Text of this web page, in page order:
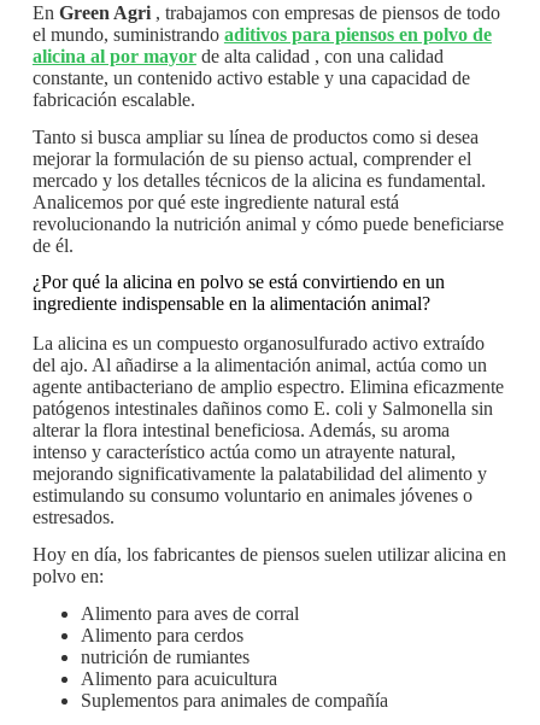
En Green Agri, trabajamos con empresas de piensos de todo
el mundo, suministrando aditivos para piensos en polvo de
alicina al por mayorde alta calidad , con una calidad
constante, un contenido activo estable y una capacidad de
fabricación escalable.
Tanto si busca ampliar su línea de productos como si desea
mejorar la formulación de su pienso actual, comprender el
mercado y los detalles técnicos de la alicina es fundamental.
Analicemos por qué este ingrediente natural está
revolucionando la nutrición animal y cómo puede beneficiarse
de él.
¿Por qué la alicina en polvo se está convirtiendo en un
ingrediente indispensable en la alimentación animal?
La alicina es un compuesto organosulfurado activo extraído
del ajo. Al añadirse a la alimentación animal, actúa como un
agente antibacteriano de amplio espectro. Elimina eficazmente
patógenos intestinales dañinos como E. coli y Salmonella sin
alterar la flora intestinal beneficiosa. Además, su aroma
intenso y característico actúa como un atrayente natural,
mejorando significativamente la palatabilidad del alimento y
estimulando su consumo voluntario en animales jóvenes o
estresados.
Hoy en día, los fabricantes de piensos suelen utilizar alicina en
polvo en:
Alimento para aves de corral
Alimento para cerdos
nutrición de rumiantes
Alimento para acuicultura
Suplementos para animales de compañía